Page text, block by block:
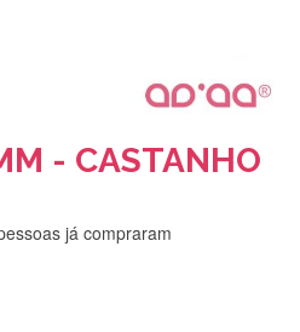
- CASTANHO
já compraram